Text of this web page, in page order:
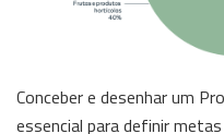
Conceber e desenhar um
essencial para definir